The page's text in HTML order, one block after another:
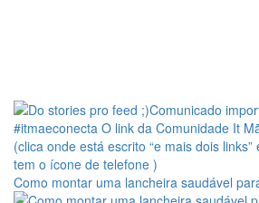
Como montar uma lancheira saudável